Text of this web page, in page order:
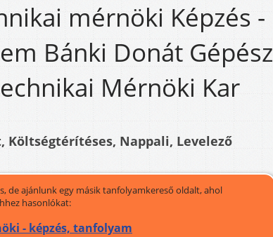
mérnöki Képzés -
Bánki Donát Gépész
Mérnöki Kar
Nappali, Levelező
de ajánlunk egy másik tanfolyamkereső oldalt, ahol
hasonlókat:
- képzés, tanfolyam